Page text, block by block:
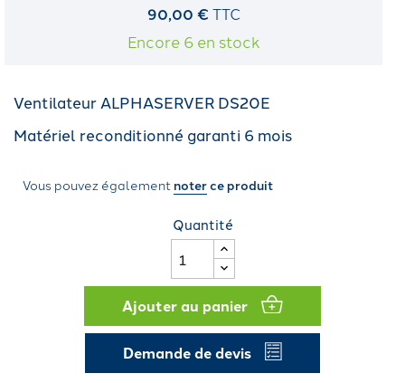
90,00 € TTC
Encore 6 en stock
Ventilateur ALPHASERVER DS20E
Matériel reconditionné garanti 6 mois
Vous pouvez également noterce produit
Quantité
Ajouter au panier
Demande de devis